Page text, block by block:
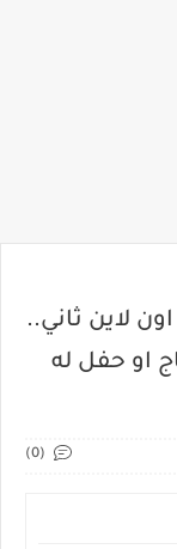
لاين ثاني..
او حفل له
(0)